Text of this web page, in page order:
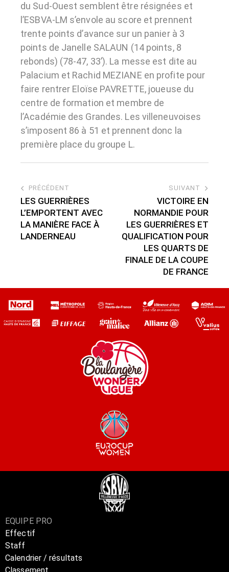
du Sud-Ouest semblent être résignées et
l’ESBVA-LM s’envole au score et prennent
trente points d’avance sur un panier à 3
points de Janelle SALAUN (14 points, 8
rebonds) (78-47, 33’). La messe est dite au
Palacium et Rachid MEZIANE en profite pour
faire rentrer Eloïse PAVRETTE, joueuse du
centre de formation et membre de
l’Académie des Grandes. Les villeneuvoises
s’imposent 86 à 51 et prennent donc la
première place du groupe L.
PRÉCÉDENT
LES GUERRIÈRES
L’EMPORTENT AVEC
LA MANIÈRE FACE À
LANDERNEAU
SUIVANT
VICTOIRE EN
NORMANDIE POUR
LES GUERRIÈRES ET
QUALIFICATION POUR
LES QUARTS DE
FINALE DE LA COUPE
DE FRANCE
EQUIPE PRO
Effectif
Staff
Calendrier / résultats